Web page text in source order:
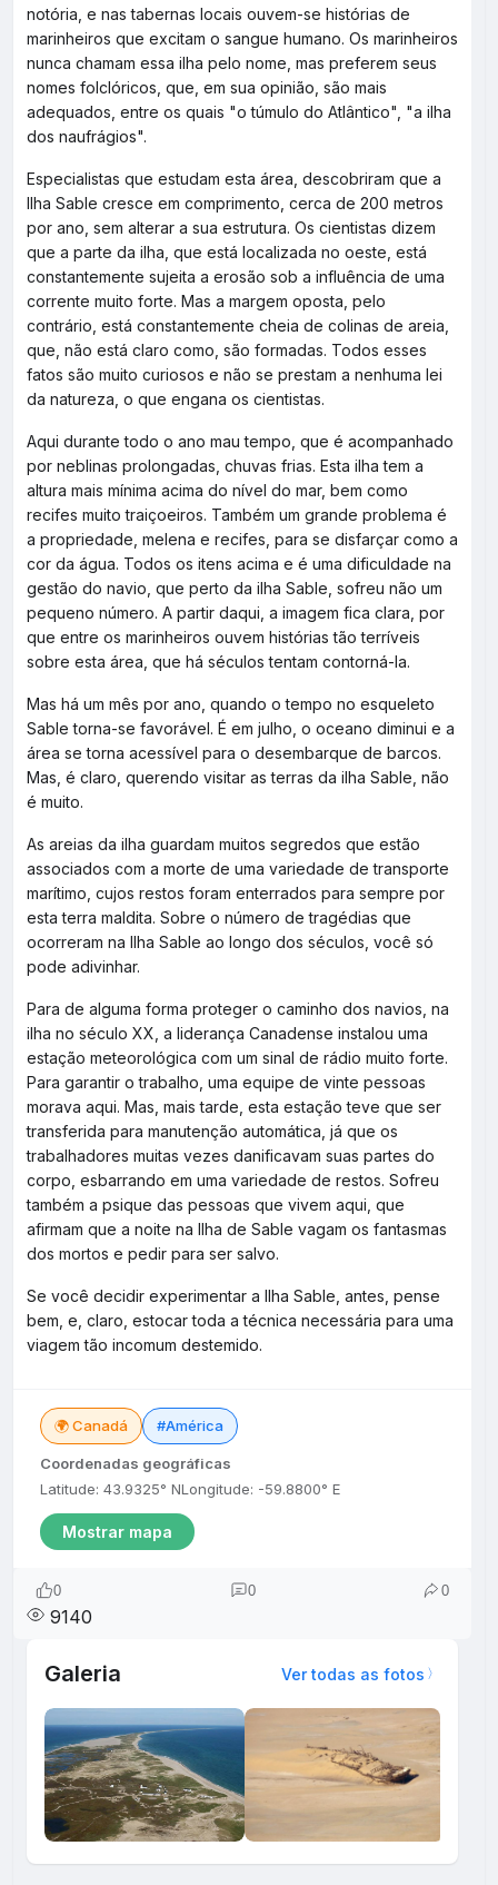
notória, e nas tabernas locais ouvem-se histórias de
marinheiros que excitam o sangue humano. Os marinheiros
nunca chamam essa ilha pelo nome, mas preferem seus
nomes folclóricos, que, em sua opinião, são mais
adequados, entre os quais "o túmulo do Atlântico", "a ilha
dos naufrágios".
Especialistas que estudam esta área, descobriram que a
Ilha Sable cresce em comprimento, cerca de 200 metros
por ano, sem alterar a sua estrutura. Os cientistas dizem
que a parte da ilha, que está localizada no oeste, está
constantemente sujeita a erosão sob a influência de uma
corrente muito forte. Mas a margem oposta, pelo
contrário, está constantemente cheia de colinas de areia,
que, não está claro como, são formadas. Todos esses
fatos são muito curiosos e não se prestam a nenhuma lei
da natureza, o que engana os cientistas.
Aqui durante todo o ano mau tempo, que é acompanhado
por neblinas prolongadas, chuvas frias. Esta ilha tem a
altura mais mínima acima do nível do mar, bem como
recifes muito traiçoeiros. Também um grande problema é
a propriedade, melena e recifes, para se disfarçar como a
cor da água. Todos os itens acima e é uma dificuldade na
gestão do navio, que perto da ilha Sable, sofreu não um
pequeno número. A partir daqui, a imagem fica clara, por
que entre os marinheiros ouvem histórias tão terríveis
sobre esta área, que há séculos tentam contorná-la.
Mas há um mês por ano, quando o tempo no esqueleto
Sable torna-se favorável. É em julho, o oceano diminui e a
área se torna acessível para o desembarque de barcos.
Mas, é claro, querendo visitar as terras da ilha Sable, não
é muito.
As areias da ilha guardam muitos segredos que estão
associados com a morte de uma variedade de transporte
marítimo, cujos restos foram enterrados para sempre por
esta terra maldita. Sobre o número de tragédias que
ocorreram na Ilha Sable ao longo dos séculos, você só
pode adivinhar.
Para de alguma forma proteger o caminho dos navios, na
ilha no século XX, a liderança Canadense instalou uma
estação meteorológica com um sinal de rádio muito forte.
Para garantir o trabalho, uma equipe de vinte pessoas
morava aqui. Mas, mais tarde, esta estação teve que ser
transferida para manutenção automática, já que os
trabalhadores muitas vezes danificavam suas partes do
corpo, esbarrando em uma variedade de restos. Sofreu
também a psique das pessoas que vivem aqui, que
afirmam que a noite na Ilha de Sable vagam os fantasmas
dos mortos e pedir para ser salvo.
Se você decidir experimentar a Ilha Sable, antes, pense
bem, e, claro, estocar toda a técnica necessária para uma
viagem tão incomum destemido.
🌍 Canadá #América
Coordenadas geográficas
Latitude: 43.9325° NLongitude: -59.8800° E
Mostrar mapa
0 0 0
9140
Galeria Ver todas as fotos